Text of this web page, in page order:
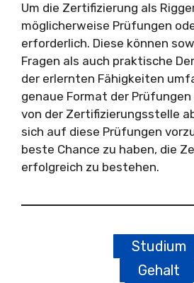
Um die Zertifizierung als
möglicherweise Prüfungen
erforderlich. Diese können
Fragen als auch praktische
der erlernten Fähigkeiten
genaue Format der
von der Zertifizierungsstelle
sich auf diese Prüfungen
beste Chance zu haben, die
erfolgreich zu bestehen.
Studium
Gehalt